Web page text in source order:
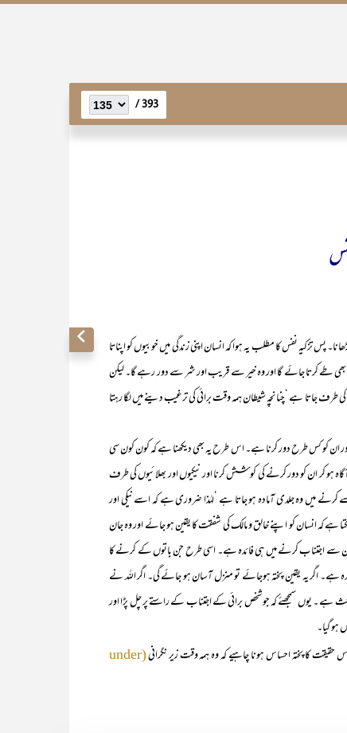
393 /
نفس کا مطلب یہ ہوا کہ انسان اپنی زندگی میں خوبیوں کو اپناتا
طے کرتا جائے گا اور وہ خیر سے قریب اور شر سے دور رہے گا۔ لیکن
طرف جاتا ہے ‘چنانچہ شیطان ہمہ وقت برائی کی ترغیب دینے میں لگا رہتا
ان کو کس طرح دور کرنا ہے۔ اس طرح یہ بھی دیکھنا ہے کہ کون کون سی
ہو کر ان کو دور کرنے کی کوشش کرنا اور نیکیوں اور بھلائیوں کی طرف
کرنے میں وہ جلدی آمادہ ہو جاتا ہے ‘لہٰذا ضروری ہے کہ اسے نیکی اور
ہے کہ انسان کو اپنے خالق و مالک کی شفقت کا یقین ہو جائے اور وہ جان
سے اجتناب کرنے میں ہی فائدہ ہے۔ اسی طرح جن باتوں کے کرنے کا
اگر یہ یقین پختہ ہوجائے تو منزل آسان ہو جائے گی۔ اگر اللہ نے
۔ یوں سمجھئے کہ جو شخص برائی کے اجتناب کے راستے پر چل پڑا اور
ہو گیا۔
احساس ہونا چاہیے کہ وہ ہمہ وقت زیر نگرانی (under